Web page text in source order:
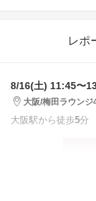
レポ
8/16(土) 11:45〜
大阪/梅田ラウンジ
大阪駅から徒歩5分